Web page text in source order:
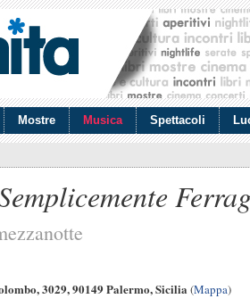
Mostre Musica Spettacoli
3029, 90149 Palermo, Sicilia (Mappa)